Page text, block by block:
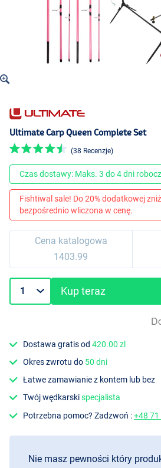
Ultimate Carp Queen Complete Set
(38 Recenzje)
Czas dostawy: Maks. 3 do 4 dni
Fishtiwal sale! Do 20% dodatkowej
bezpośrednio wliczona w cenę.
Cena katalogowa
1403.99
Kup teraz
Dostawa gratis od420.00 zl
Okres zwrotu do 50 dni
Łatwe zamawianie z kontem lub bez
Twój wędkarskispecjalista
Potrzebna pomoc? Zadzwoń :+48
Nie masz pewności który